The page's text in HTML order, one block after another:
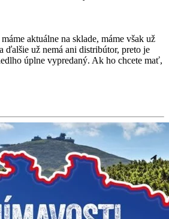
aktuálne na sklade, máme však už
ďalšie už nemá ani distribútor, preto je
úplne vypredaný. Ak ho chcete mať,